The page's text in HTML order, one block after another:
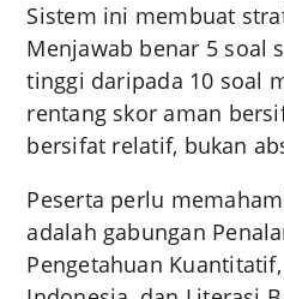
Sistem ini membuat
Menjawab benar 5 soal
tinggi daripada 10 soal
rentang skor aman
bersifat relatif, bukan
Peserta perlu
adalah gabungan
Pengetahuan